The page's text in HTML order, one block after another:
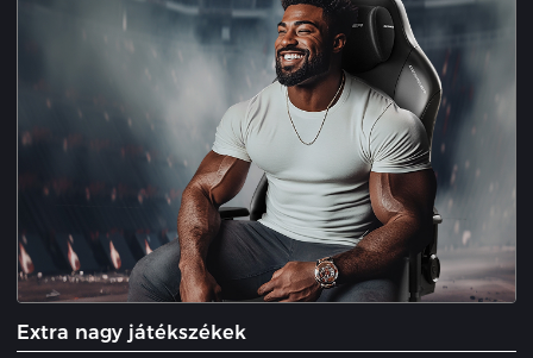
Extra nagy játékszékek